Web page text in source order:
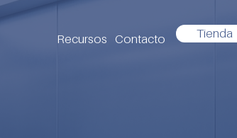
Recursos Contacto Tienda